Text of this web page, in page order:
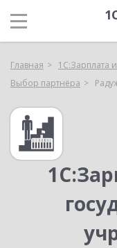
Главная
1С:Зарплата
Выбор партнёра